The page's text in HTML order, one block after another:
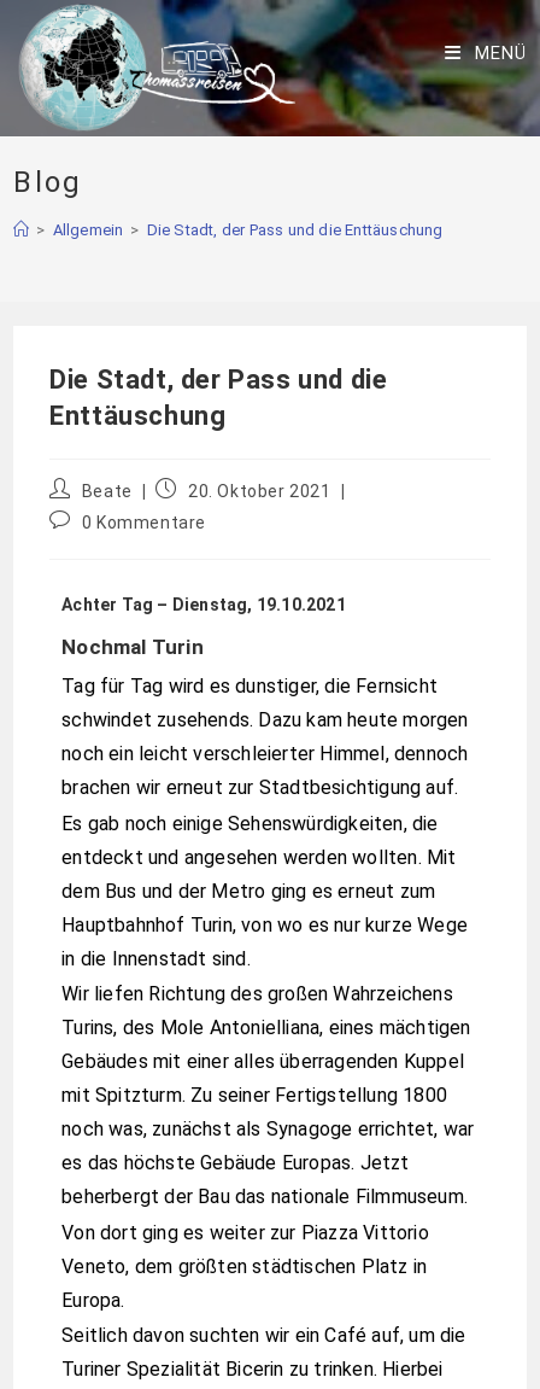
MENÜ
Blog
> Allgemein > Die Stadt, der Pass und die Enttäuschung
Die Stadt, der Pass und die
Enttäuschung
Beate
20. Oktober 2021
0 Kommentare
Achter Tag – Dienstag, 19.10.2021
Nochmal Turin
Tag für Tag wird es dunstiger, die Fernsicht
schwindet zusehends. Dazu kam heute morgen
noch ein leicht verschleierter Himmel, dennoch
brachen wir erneut zur Stadtbesichtigung auf.
Es gab noch einige Sehenswürdigkeiten, die
entdeckt und angesehen werden wollten. Mit
dem Bus und der Metro ging es erneut zum
Hauptbahnhof Turin, von wo es nur kurze Wege
in die Innenstadt sind.
Wir liefen Richtung des großen Wahrzeichens
Turins, des Mole Antonielliana, eines mächtigen
Gebäudes mit einer alles überragenden Kuppel
mit Spitzturm. Zu seiner Fertigstellung 1800
noch was, zunächst als Synagoge errichtet, war
es das höchste Gebäude Europas. Jetzt
beherbergt der Bau das nationale Filmmuseum.
Von dort ging es weiter zur Piazza Vittorio
Veneto, dem größten städtischen Platz in
Europa.
Seitlich davon suchten wir ein Café auf, um die
Turiner Spezialität Bicerin zu trinken. Hierbei